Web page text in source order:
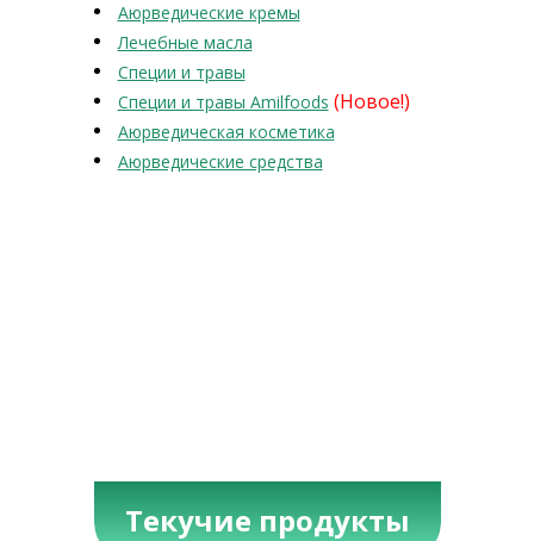
Аюрведические кремы
Лечебные масла
Специи и травы
Специи и травы Amilfoods (Новое!)
Аюрведическая косметика
Аюрведические средства
Текучие продукты